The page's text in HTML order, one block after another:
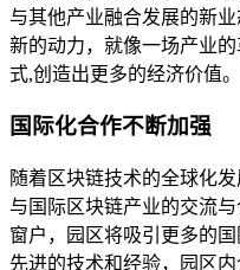
与其他产业融合发展的新
新的动力，就像一场产业
式,创造出更多的经济价值。
国际化合作不断加强
随着区块链技术的全球化
与国际区块链产业的交流
窗户，园区将吸引更多的
先进的技术和经验，园区